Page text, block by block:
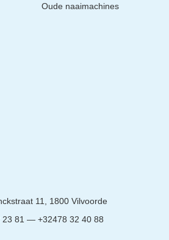
Oude naaimachines
11, 1800 Vilvoorde
23 81 — +32478 32 40 88